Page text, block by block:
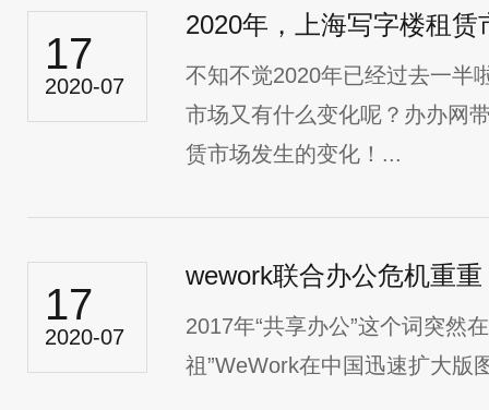
17
2020-07
2020年，上海写字楼租赁
不知不觉2020年已经过去一半
市场又有什么变化呢？办办网
赁市场发生的变化！...
17
2020-07
2017年“共享办公​”这个词突然
祖”WeWork在中国迅速扩大版